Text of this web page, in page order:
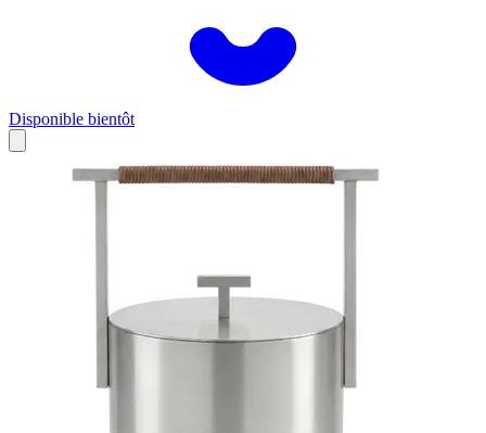
Disponible bientôt